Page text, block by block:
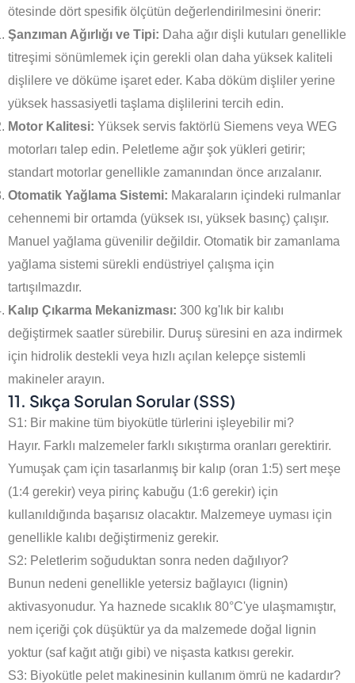
ötesinde dört spesifik ölçütün değerlendirilmesini önerir:
Şanzıman Ağırlığı ve Tipi: Daha ağır dişli kutuları genellikle
titreşimi sönümlemek için gerekli olan daha yüksek kaliteli
dişlilere ve döküme işaret eder. Kaba döküm dişliler yerine
yüksek hassasiyetli taşlama dişlilerini tercih edin.
Motor Kalitesi: Yüksek servis faktörlü Siemens veya WEG
motorları talep edin. Peletleme ağır şok yükleri getirir;
standart motorlar genellikle zamanından önce arızalanır.
Otomatik Yağlama Sistemi: Makaraların içindeki rulmanlar
cehennemi bir ortamda (yüksek ısı, yüksek basınç) çalışır.
Manuel yağlama güvenilir değildir. Otomatik bir zamanlama
yağlama sistemi sürekli endüstriyel çalışma için
tartışılmazdır.
Kalıp Çıkarma Mekanizması: 300 kg'lık bir kalıbı
değiştirmek saatler sürebilir. Duruş süresini en aza indirmek
için hidrolik destekli veya hızlı açılan kelepçe sistemli
makineler arayın.
11. Sıkça Sorulan Sorular (SSS)
S1: Bir makine tüm biyokütle türlerini işleyebilir mi?
Hayır. Farklı malzemeler farklı sıkıştırma oranları gerektirir.
Yumuşak çam için tasarlanmış bir kalıp (oran 1:5) sert meşe
(1:4 gerekir) veya pirinç kabuğu (1:6 gerekir) için
kullanıldığında başarısız olacaktır. Malzemeye uyması için
genellikle kalıbı değiştirmeniz gerekir.
S2: Peletlerim soğuduktan sonra neden dağılıyor?
Bunun nedeni genellikle yetersiz bağlayıcı (lignin)
aktivasyonudur. Ya haznede sıcaklık 80°C'ye ulaşmamıştır,
nem içeriği çok düşüktür ya da malzemede doğal lignin
yoktur (saf kağıt atığı gibi) ve nişasta katkısı gerekir.
S3: Biyokütle pelet makinesinin kullanım ömrü ne kadardır?